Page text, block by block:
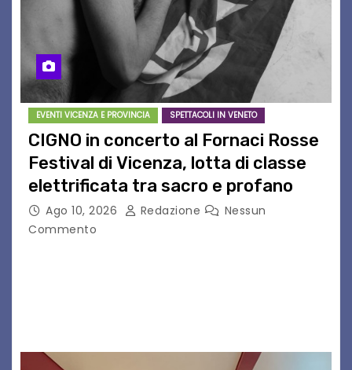
EVENTI VICENZA E PROVINCIA SPETTACOLI IN VENETO
CIGNO in concerto al Fornaci Rosse
Festival di Vicenza, lotta di classe
elettrificata tra sacro e profano
Ago 10, 2026 Redazione
Nessun
Commento